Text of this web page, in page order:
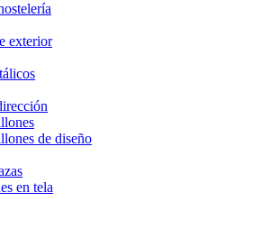
exterior
de diseño
en tela